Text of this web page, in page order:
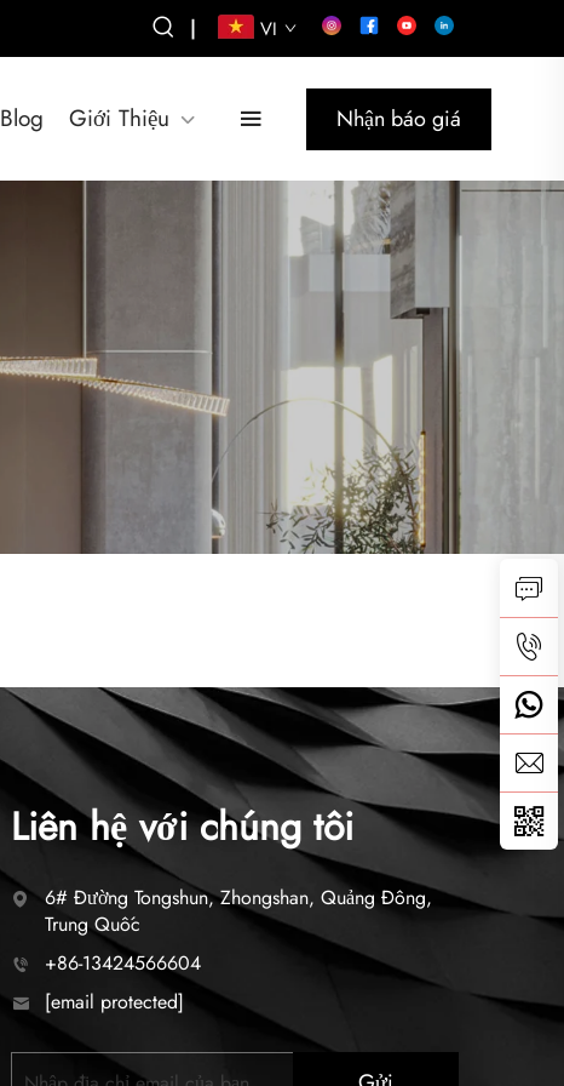
| VI
Blog Giới Thiệu Nhận báo giá
Liên hệ với chúng tôi
6# Đường Tongshun, Zhongshan, Quảng Đông,
Trung Quốc
+86-13424566604
[email protected]